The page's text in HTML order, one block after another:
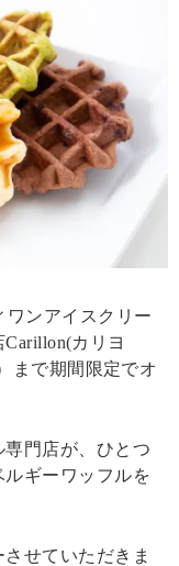
ワンアイスクリー
カリヨ
まで期間限定でオ
門店が、ひとつ
ギーワッフルを
せていただきま